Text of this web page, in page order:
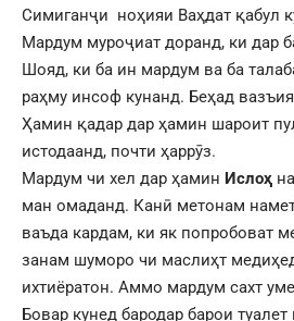
Симиганҷи ноҳияи Ваҳдат қабул
Мардум муроҷиат доранд, ки дар
Шояд, ки ба ин мардум ва ба
раҳму инсоф кунанд. Беҳад
Ҳамин қадар дар ҳамин шароит
истодаанд, почти ҳаррӯз.
Мардум чи хел дар ҳамин Ислоҳ
ман омаданд. Канӣ метонам
ваъда кардам, ки як попробоват
занам шуморо чи маслиҳт
ихтиёратон. Аммо мардум сахт
Бовар кунед бародар барои